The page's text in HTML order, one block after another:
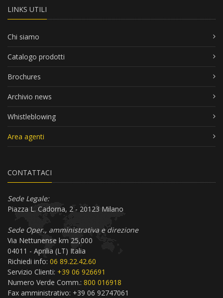
LINKS UTILI
Chi siamo
Catalogo prodotti
Brochures
Archivio news
Whistleblowing
Area agenti
CONTATTACI
Sede Legale:
Piazza L. Cadorna, 2 - 20123 Milano
Sede Oper., amministrativa e direzione
Via Nettunense km 25,000
04011 - Aprilia (LT) Italia
Richiedi info: 06 89.22.42.60
Servizio Clienti: +39 06 926691
Numero Verde Comm.: 800 016918
Fax amministrativo: +39 06 92747061